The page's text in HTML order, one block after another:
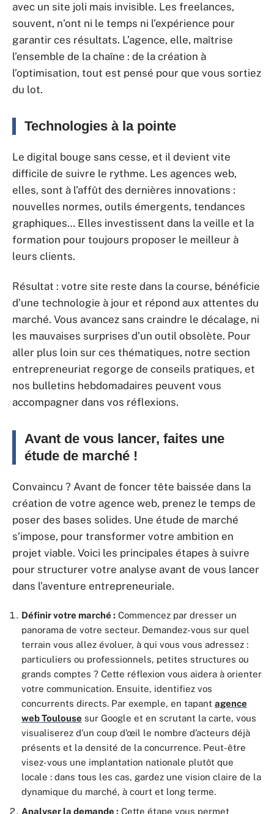
avec un site joli mais invisible. Les freelances,
souvent, n’ont ni le temps ni l’expérience pour
garantir ces résultats. L’agence, elle, maîtrise
l’ensemble de la chaîne : de la création à
l’optimisation, tout est pensé pour que vous sortiez
du lot.
Technologies à la pointe
Le digital bouge sans cesse, et il devient vite
difficile de suivre le rythme. Les agences web,
elles, sont à l’affût des dernières innovations :
nouvelles normes, outils émergents, tendances
graphiques… Elles investissent dans la veille et la
formation pour toujours proposer le meilleur à
leurs clients.
Résultat : votre site reste dans la course, bénéficie
d’une technologie à jour et répond aux attentes du
marché. Vous avancez sans craindre le décalage, ni
les mauvaises surprises d’un outil obsolète. Pour
aller plus loin sur ces thématiques, notre section
entrepreneuriat regorge de conseils pratiques, et
nos bulletins hebdomadaires peuvent vous
accompagner dans vos réflexions.
Avant de vous lancer, faites une
étude de marché !
Convaincu ? Avant de foncer tête baissée dans la
création de votre agence web, prenez le temps de
poser des bases solides. Une étude de marché
s’impose, pour transformer votre ambition en
projet viable. Voici les principales étapes à suivre
pour structurer votre analyse avant de vous lancer
dans l’aventure entrepreneuriale.
Définir votre marché : Commencez par dresser un
panorama de votre secteur. Demandez-vous sur quel
terrain vous allez évoluer, à qui vous vous adressez :
particuliers ou professionnels, petites structures ou
grands comptes ? Cette réflexion vous aidera à orienter
votre communication. Ensuite, identifiez vos
concurrents directs. Par exemple, en tapant agence
web Toulouse sur Google et en scrutant la carte, vous
visualiserez d’un coup d’œil le nombre d’acteurs déjà
présents et la densité de la concurrence. Peut-être
visez-vous une implantation nationale plutôt que
locale : dans tous les cas, gardez une vision claire de la
dynamique du marché, à court et long terme.
Analyser la demande : Cette étape vous permet